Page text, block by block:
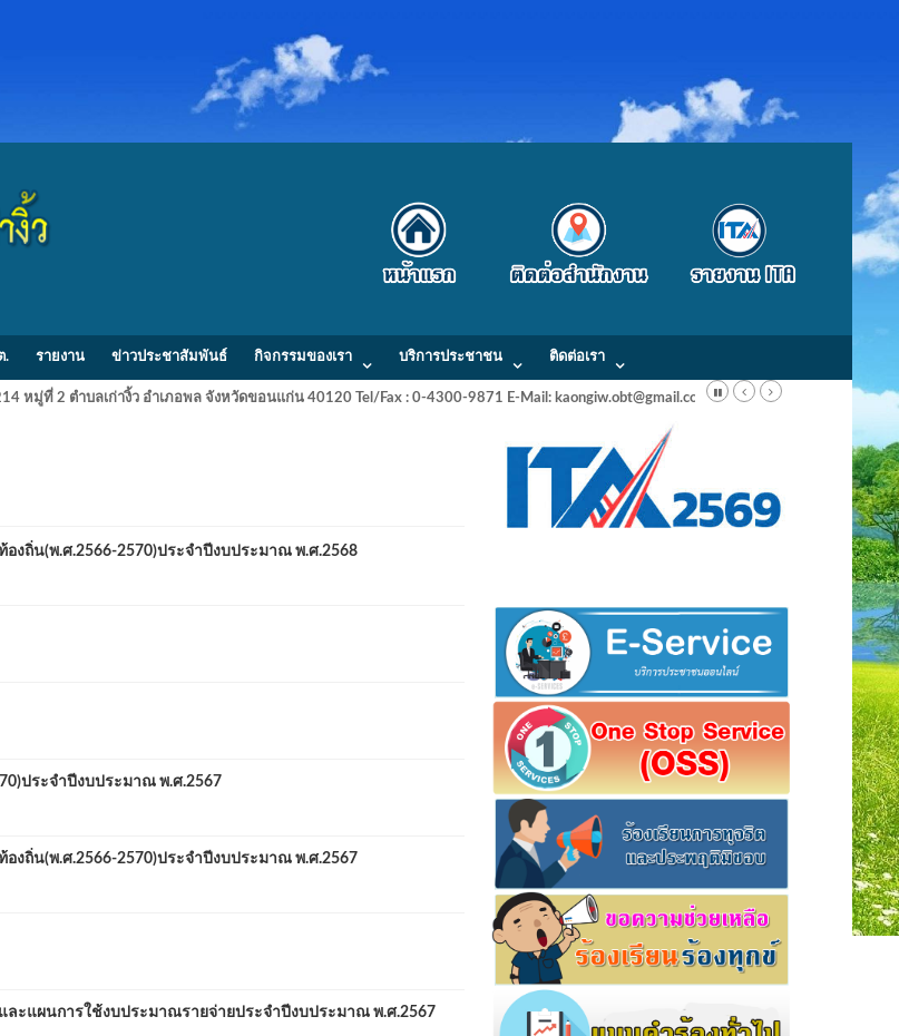
. รายงาน ข่าวประชาสัมพันธ์ กิจกรรมของเรา บริการประชาชน ติดต่อเรา
หมู่ที่ 2 ตำบลเก่างิ้ว อำเภอพล จังหวัดขอนแก่น 40120 Tel/Fax : 0-4300-9871 E-Mail: kaongiw.obt@gmail.com
ถิ่น(พ.ศ.2566-2570)ประจำปีงบประมาณ พ.ศ.2568
ประจำปีงบประมาณ พ.ศ.2567
ถิ่น(พ.ศ.2566-2570)ประจำปีงบประมาณ พ.ศ.2567
ะแผนการใช้งบประมาณรายจ่ายประจำปีงบประมาณ พ.ศ.2567